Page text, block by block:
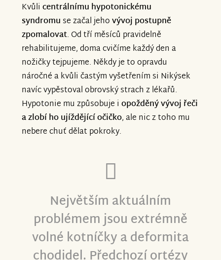
Kvůli centrálnímu hypotonickému
syndromu se začal jehovývoj postupně
zpomalovat. Od tří měsíců pravidelně
rehabilitujeme, doma cvičíme každý den a
nožičky tejpujeme. Někdy je to opravdu
náročné a kvůli častým vyšetřením si Nikýsek
navíc vypěstoval obrovský strach z lékařů.
Hypotonie mu způsobuje i opožděný vývoj řeči
a zlobí ho ujíždějící očičko, ale nic z toho mu
nebere chuť dělat pokroky.
Největším aktuálním
problémem jsou extrémně
volné kotníčky a deformita